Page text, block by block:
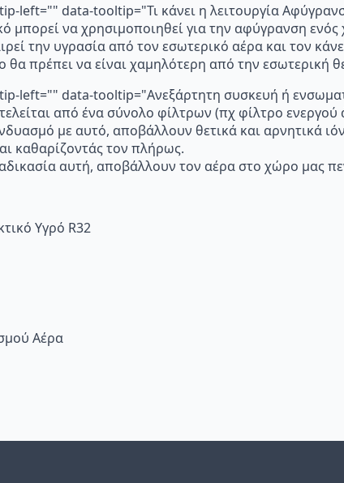
left="" data-tooltip="Τι κάνει η λειτουργία
μπορεί να χρησιμοποιηθεί για την αφύγρανση
την υγρασία από τον εσωτερικό αέρα και τον
θα πρέπει να είναι χαμηλότερη από την
left="" data-tooltip="Ανεξάρτητη συσκευή ή
από ένα σύνολο φίλτρων (πχ φίλτρο
με αυτό, αποβάλλουν θετικά και αρνητικά
καθαρίζοντάς τον πλήρως.
αυτή, αποβάλλουν τον αέρα στο χώρο μας
Υγρό R32
Αέρα